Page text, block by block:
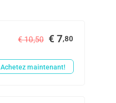
€ 10,50 € 7,80
Achetez maintenant!